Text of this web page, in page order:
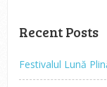
Recent Posts
Festivalul Lună